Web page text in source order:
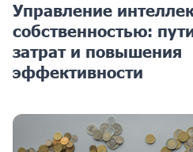
Управление
собственностью:
затрат и повышения
эффективности